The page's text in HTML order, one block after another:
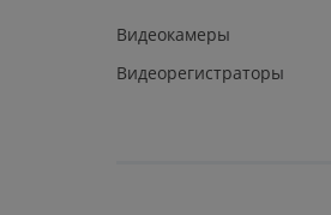
Видеокамеры
Видеорегистраторы